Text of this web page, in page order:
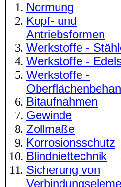
Normung
Kopf- und
Antriebsformen
Werkstoffe -
Werkstoffe -
Werkstoffe -
Bitaufnahmen
Gewinde
Zollmaße
Korrosionsschutz
Blindniettechnik
Sicherung von